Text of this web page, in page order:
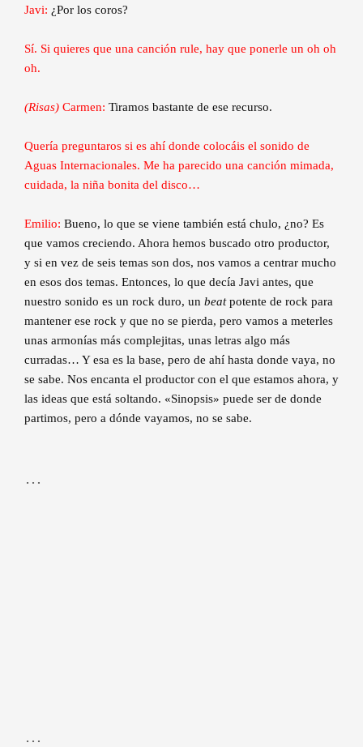
Javi: ¿Por los coros?
Sí. Si quieres que una canción rule, hay que ponerle un oh oh
oh.
(Risas) Carmen: Tiramos bastante de ese recurso.
Quería preguntaros si es ahí donde colocáis el sonido de
Aguas Internacionales. Me ha parecido una canción mimada,
cuidada, la niña bonita del disco…
Emilio: Bueno, lo que se viene también está chulo, ¿no? Es
que vamos creciendo. Ahora hemos buscado otro productor,
y si en vez de seis temas son dos, nos vamos a centrar mucho
en esos dos temas. Entonces, lo que decía Javi antes, que
nuestro sonido es un rock duro, un beatpotente de rock para
mantener ese rock y que no se pierda, pero vamos a meterles
unas armonías más complejitas, unas letras algo más
curradas… Y esa es la base, pero de ahí hasta donde vaya, no
se sabe. Nos encanta el productor con el que estamos ahora, y
las ideas que está soltando. «Sinopsis» puede ser de donde
partimos, pero a dónde vayamos, no se sabe.
…
…